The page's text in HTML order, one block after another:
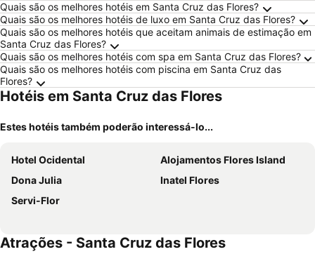
Quais são os melhores hotéis em Santa Cruz das Flores?
Quais são os melhores hotéis de luxo em Santa Cruz das Flores?
Quais são os melhores hotéis que aceitam animais de estimação em
Santa Cruz das Flores?
Quais são os melhores hotéis com spa em Santa Cruz das Flores?
Quais são os melhores hotéis com piscina em Santa Cruz das
Flores?
Hotéis em Santa Cruz das Flores
Estes hotéis também poderão interessá-lo...
Hotel Ocidental
Alojamentos Flores Island
Dona Julia
Inatel Flores
Servi-Flor
Atrações - Santa Cruz das Flores